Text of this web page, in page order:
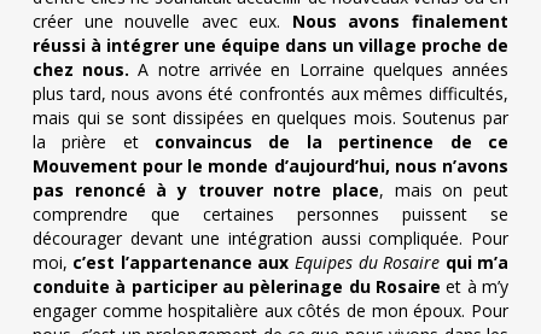
créer une nouvelle avec eux. Nous avons finalement
réussi à intégrer une équipe dans un village proche de
chez nous. A notre arrivée en Lorraine quelques années
plus tard, nous avons été confrontés aux mêmes difficultés,
mais qui se sont dissipées en quelques mois. Soutenus par
la prière et convaincus de la pertinence de ce
Mouvement pour le monde d’aujourd’hui, nous n’avons
pas renoncé à y trouver notre place, mais on peut
comprendre que certaines personnes puissent se
décourager devant une intégration aussi compliquée. Pour
moi, c’est l’appartenance aux Equipes du Rosaire qui m’a
conduite à participer au pèlerinage du Rosaire et à m’y
engager comme hospitalière aux côtés de mon époux. Pour